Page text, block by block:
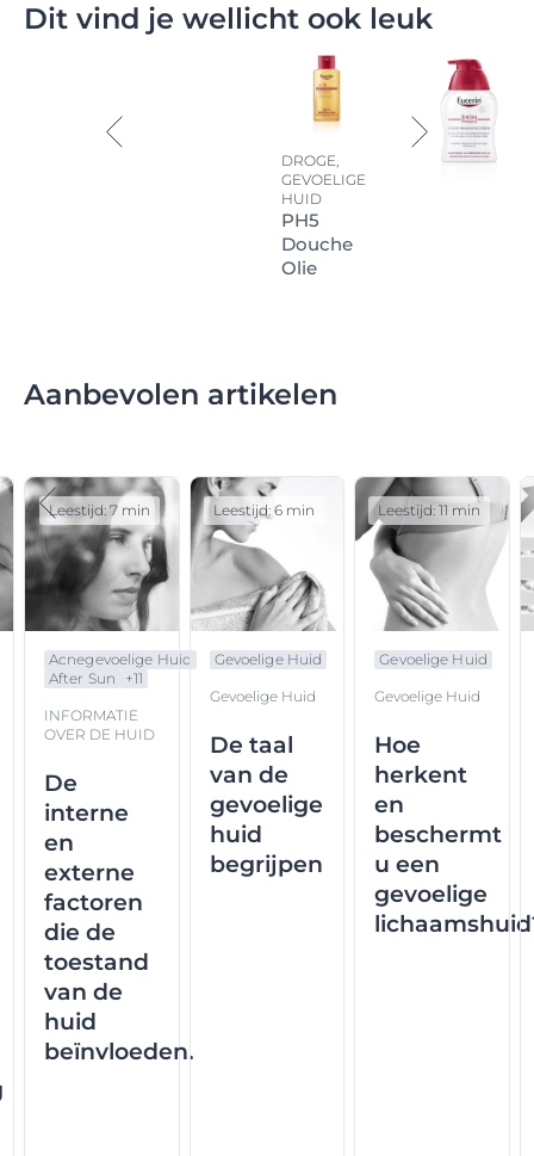
Dit vind je wellicht ook leuk
DROGE,
GEVOELIGE
HUID
PH5
Douche
Olie
Aanbevolen artikelen
Acnegevoelige Huid
After Sun
+11
INFORMATIE
OVER DE HUID
De
interne
en
externe
factoren
die de
toestand
van de
huid
beïnvloeden.
Leestijd: 7 min
Gevoelige Huid
Gevoelige Huid
De taal
van de
gevoelige
huid
begrijpen
Leestijd: 6 min
Gevoelige Huid
Gevoelige Huid
Hoe
herkent
en
beschermt
u een
gevoelige
Leestijd: 11 min